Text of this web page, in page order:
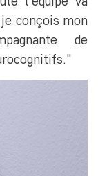
je conçois mon
de